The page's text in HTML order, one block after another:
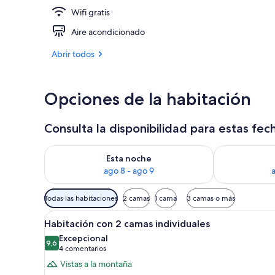
Wifi gratis
Aire acondicionado
Abrir todos
Opciones de la habitación
Consulta la disponibilidad para estas
Esta noche
ago 8 - ago 9
Consulta la disponibilidad para esta noche, ago 8 -
Consulta la
Filtros
disponibles
para
las
habitaciones
Todas las habitaciones 2 camas 1 cama 3 camas o más
Abrir
todas
las
fotos
Una habitación de hotel
3
Habitación con 2 camas individuales
9,69,6 de 10
Excepcional
4 comentarios
(4 comentarios)
Vistas a la montaña